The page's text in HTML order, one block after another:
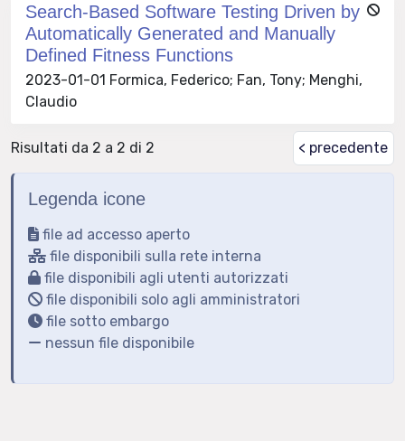
Search-Based Software Testing Driven by
Automatically Generated and Manually
Defined Fitness Functions
2023-01-01 Formica, Federico; Fan, Tony; Menghi,
Claudio
Risultati da 2 a 2 di 2 < precedente
Legenda icone
file ad accesso aperto
file disponibili sulla rete interna
file disponibili agli utenti autorizzati
file disponibili solo agli amministratori
file sotto embargo
nessun file disponibile